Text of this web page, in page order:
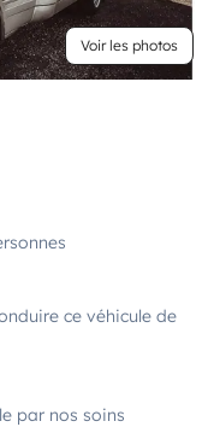
Voir les photos
ce véhicule de
par nos soins